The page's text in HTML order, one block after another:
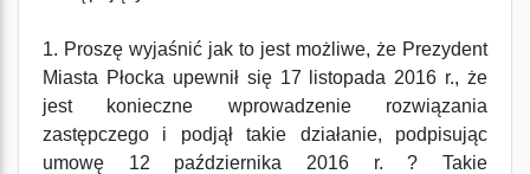
1. Proszę wyjaśnić jak to jest możliwe, że Prezydent
Miasta Płocka upewnił się 17 listopada 2016 r., że
jest konieczne wprowadzenie rozwiązania
zastępczego i podjął takie działanie, podpisując
umowę 12 października 2016 r. ? Takie